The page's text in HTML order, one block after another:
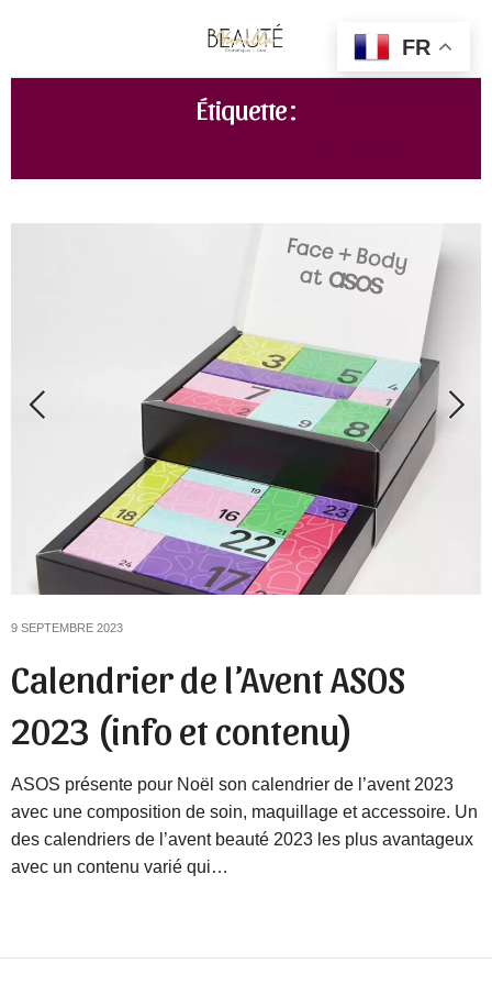
Étiquette :
9 SEPTEMBRE 2023
Calendrier de l’Avent ASOS
2023 (info et contenu)
ASOS présente pour Noël son calendrier de l’avent 2023
avec une composition de soin, maquillage et accessoire. Un
des calendriers de l’avent beauté 2023 les plus avantageux
avec un contenu varié qui…
FR